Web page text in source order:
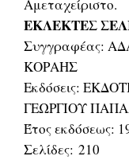
Αμεταχείριστο.
ΕΚΛΕΚΤΕΣ
Συγγραφέας:
ΚΟΡΑΗΣ
Εκδόσεις:
ΓΕΩΡΓΙΟΥ
Έτος εκδόσεως:
Σελίδες: 210